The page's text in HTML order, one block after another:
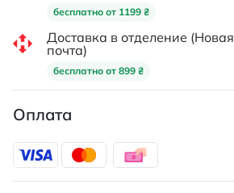
бесплатно от 1199 ₴
Доставка в отделение (Новая
почта)
бесплатно от 899 ₴
Оплата